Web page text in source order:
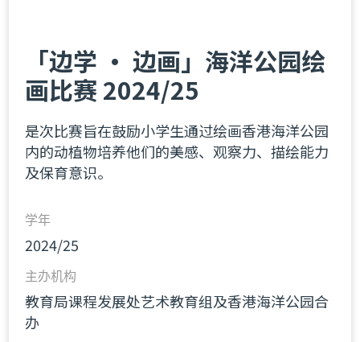
「边学 ‧ 边画」海洋公园绘
画比赛 2024/25
是次比赛旨在鼓励小学生通过绘画香港海洋公园
内的动植物培养他们的美感、观察力、描绘能力
及保育意识。
学年
2024/25
主办机构
教育局课程发展处艺术教育组及香港海洋公园合
办